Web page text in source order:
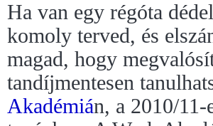
Ha van egy régóta
komoly terved, és
magad, hogy
tandíjmentesen
Akadémián, a 2010/11-